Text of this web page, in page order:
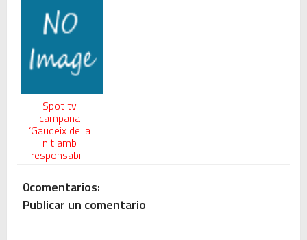
Spot tv
campaña
‘Gaudeix de la
nit amb
responsabil...
0comentarios:
Publicar un comentario